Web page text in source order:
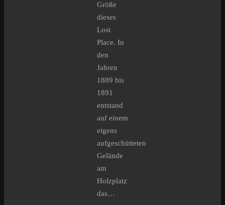
Größe
dieses
Lost
Place. In
den
Jahren
1889 bis
1891
entstand
auf einem
eigens
aufgeschütteten
Gelände
am
Holzplatz
das…